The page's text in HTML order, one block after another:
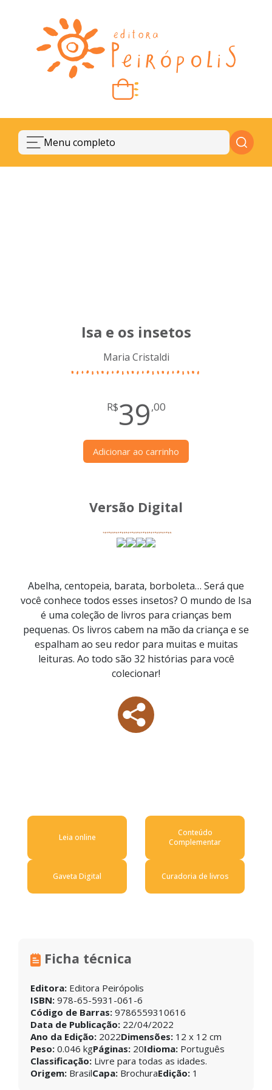
Carrinho vazio
Quando escolher seus livros, eles aparecem aqui.
Menu completo
Isa e os insetos
Maria Cristaldi
R$39,00
Adicionar ao carrinho
Versão Digital
Abelha, centopeia, barata, borboleta… Será que
você conhece todos esses insetos? O mundo de Isa
é uma coleção de livros para crianças bem
pequenas. Os livros cabem na mão da criança e se
espalham ao seu redor para muitas e muitas
leituras. Ao todo são 32 histórias para você
colecionar!
Leia online
Conteúdo
Complementar
Gaveta Digital Curadoria de livros
Ficha técnica
Editora: Editora Peirópolis
ISBN: 978-65-5931-061-6
Código de Barras: 9786559310616
Data de Publicação: 22/04/2022
Ano da Edição: 2022Dimensões: 12 x 12 cm
Peso: 0.046 kgPáginas: 20Idioma: Português
Classificação: Livre para todas as idades.
Origem: BrasilCapa: BrochuraEdição: 1